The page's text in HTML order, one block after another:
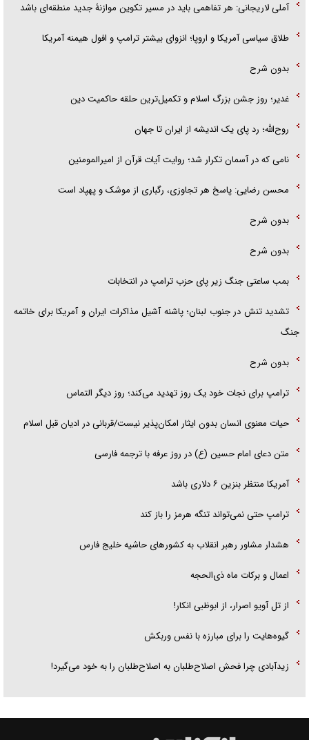
آملی لاریجانی: هر تفاهمی باید در مسیر تکوین موازنۀ جدید منطقه‌ای باشد
طلاق سیاسی آمریکا و اروپا؛ انزوای بیشتر ترامپ و افول هیمنه آمریکا
بدون شرح
غدیر؛ روز جشن بزرگ اسلام و تکمیل‌ترین حلقه حاکمیت دین
روح‌الله؛ رد پای یک اندیشه از ایران تا جهان
نامی که در آسمان تکرار شد؛ روایت آیات قرآن از امیرالمومنین
محسن رضایی: پاسخ هر تجاوزی، رگباری از موشک و پهپاد است
بدون شرح
بدون شرح
بمب ساعتی جنگ زیر پای حزب ترام‍پ در انتخابات
تشدید تنش در جنوب لبنان؛ پاشنه آشیل مذاکرات ایران و آمریکا برای خاتمه
جنگ
بدون شرح
ترامپ برای نجات خود یک روز تهدید می‌کند؛ روز دیگر التماس
حیات معنوی انسان بدون ایثار امکان‌پذیر نیست/قربانی در ادیان قبل اسلام
متن دعای امام حسین (ع) در روز عرفه با ترجمه فارسی
آمریکا منتظر بنزین ۶ دلاری باشد
ترامپ حتی نمی‌تواند تنگه هرمز را باز کند
هشدار مشاور رهبر انقلاب به کشور‌های حاشیه خلیج فارس
اعمال و برکات ماه ذی‌الحجه
از تل آویو اصرار، از ابوظبی انکار!
گیوه‌هایت را برای مبارزه با نفس وربکش
زیدآبادی چرا فحش اصلاح‌طلبان به اصلاح‌طلبان را به خود می‌گیرد!